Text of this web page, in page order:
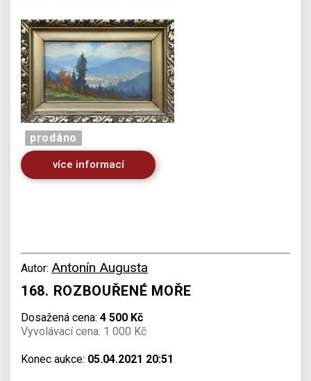
prodáno
více informací
Autor: Antonín Augusta
168. ROZBOUŘENÉ MOŘE
Dosažená cena: 4 500 Kč
Vyvolávací cena: 1 000 Kč
Konec aukce: 05.04.2021 20:51